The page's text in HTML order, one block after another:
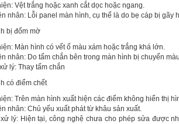
Vệt trắng hoặc xanh cắt dọc hoặc ngang.
nhân: Lỗi panel màn hình, cụ thể là do bẹ cáp bị gãy
bị đốm mờ
Màn hình có vết ố màu xám hoặc trắng khá lớn.
nhân: Do tấm chắn bên trong màn hình bị chuyển
lý: Thay tấm chắn
có điểm chết
Trên màn hình xuất hiện các điểm không hiển thị
nhân: Chủ yếu xuất phát từ khâu sản xuất.
lý: Hiện tại, công nghệ chưa cho phép sửa được